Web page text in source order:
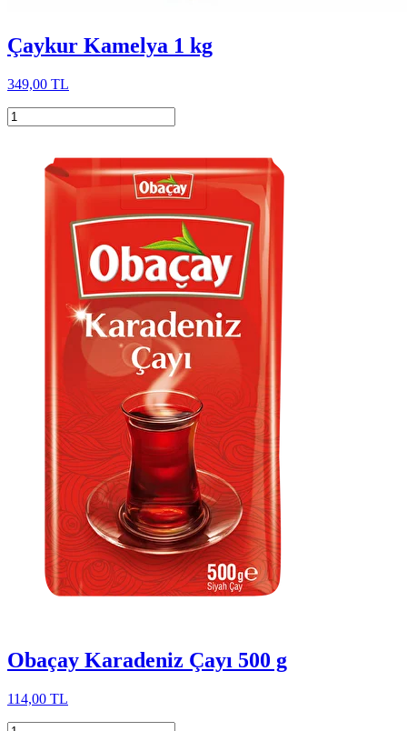
Çaykur Kamelya 1 kg
349,00 TL
Obaçay Karadeniz Çayı 500 g
114,00 TL